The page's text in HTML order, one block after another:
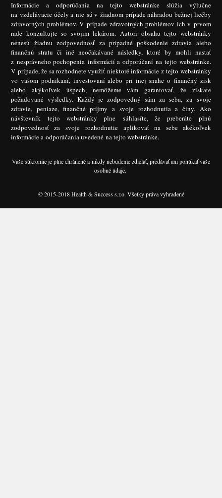
Informácie a odporúčania na tejto webstránke slúžia výlučne
na vzdelávacie účely a nie sú v žiadnom prípade náhradou bežnej liečby
zdravotných problémov. V prípade zdravotných problémov ich v prvom
rade konzultujte so svojim lekárom. Autori obsahu tejto webstránky
nenesú žiadnu zodpovednosť za prípadné poškodenie zdravia alebo
finančnú stratu či iné neočakávané následky, ktoré by mohli nastať
z nesprávneho pochopenia informácií a odporúčaní na tejto webstránke.
V prípade, že sa rozhodnete využiť niektoré informácie z tejto webstránky
vo vašom podnikaní, investovaní alebo pri inej snahe o finančný zisk
alebo akýkoľvek úspech, nemôžeme vám garantovať, že získate
požadované výsledky. Každý je zodpovedný sám za seba, za svoje
zdravie, peniaze, finančné príjmy a svoje rozhodnutia a činy. Ako
návštevník tejto webstránky plne súhlasíte, že preberáte plnú
zodpovednosť za svoje rozhodnutie aplikovať na sebe akékoľvek
informácie a odporúčania uvedené na tejto webstránke.
Vaše súkromie je plne chránené a nikdy nebudeme zdieľať, predávať ani ponúkať vaše
osobné údaje.
© 2015-2018 Health & Success s.r.o. Všetky práva vyhradené